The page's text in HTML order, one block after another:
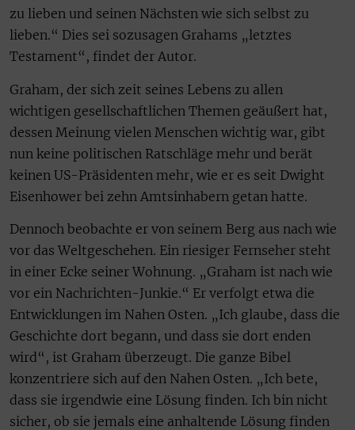
zu lieben und seinen Nächsten wie sich selbst zu
lieben.“ Dies sei sozusagen Grahams „letztes
Testament“, findet der Autor.
Graham, der sich zeit seines Lebens zu allen
wichtigen gesellschaftlichen Themen geäußert hat,
dessen Meinung vielen Menschen wichtig war, gibt
nun keine politischen Ratschläge mehr und berät
keinen US-Präsidenten mehr, wie er es seit Dwight
Eisenhower bei zehn Amtsinhabern getan hatte.
Dennoch beobachte er von seinem Berg aus nach wie
vor das Weltgeschehen. Ein riesiger Fernseher steht
in einer Ecke seiner Wohnung. „Graham ist nach wie
vor ein Nachrichten-Junkie.“ Er verfolgt etwa die
Entwicklungen im Nahen Osten. „Ich glaube, dass die
Geschichte dort begann, und dass sie dort enden
wird“, ist Graham überzeugt. Die ganze Bibel
konzentriere sich auf den Nahen Osten. „Ich bete,
dass sie irgendwie eine Lösung finden. Ich bin nicht
sicher, ob sie jemals eine anhaltende Lösung finden